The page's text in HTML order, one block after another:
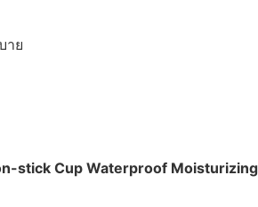
าย
stick Cup Waterproof